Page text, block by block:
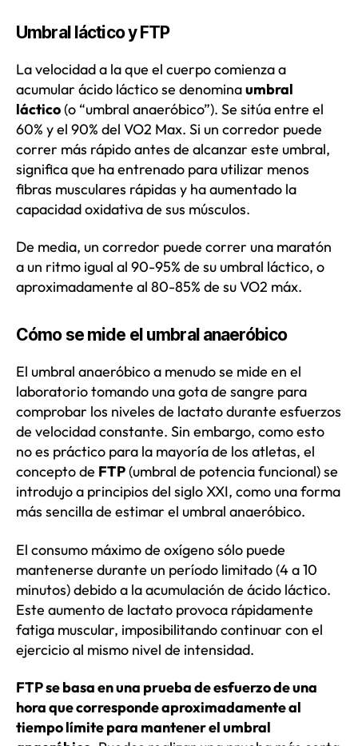
Umbral láctico y FTP
La velocidad a la que el cuerpo comienza a
acumular ácido láctico se denominaumbral
láctico(o “umbral anaeróbico”). Se sitúa entre el
60% y el 90% del VO2 Max. Si un corredor puede
correr más rápido antes de alcanzar este umbral,
significa que ha entrenado para utilizar menos
fibras musculares rápidas y ha aumentado la
capacidad oxidativa de sus músculos.
De media, un corredor puede correr una maratón
a un ritmo igual al 90-95% de su umbral láctico, o
aproximadamente al 80-85% de su VO2 máx.
Cómo se mide el umbral anaeróbico
El umbral anaeróbico a menudo se mide en el
laboratorio tomando una gota de sangre para
comprobar los niveles de lactato durante esfuerzos
de velocidad constante. Sin embargo, como esto
no es práctico para la mayoría de los atletas, el
concepto de FTP(umbral de potencia funcional) se
introdujo a principios del siglo XXI, como una forma
más sencilla de estimar el umbral anaeróbico.
El consumo máximo de oxígeno sólo puede
mantenerse durante un período limitado (4 a 10
minutos) debido a la acumulación de ácido láctico.
Este aumento de lactato provoca rápidamente
fatiga muscular, imposibilitando continuar con el
ejercicio al mismo nivel de intensidad.
FTP se basa en una prueba de esfuerzo de una
hora que corresponde aproximadamente al
tiempo límite para mantener el umbral